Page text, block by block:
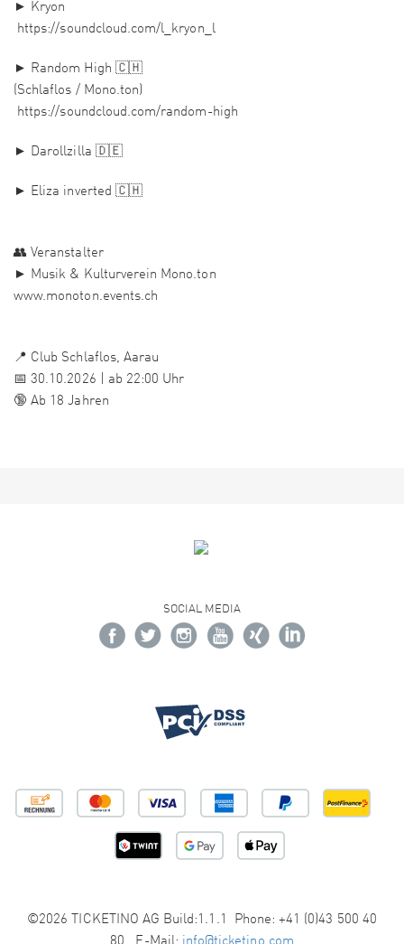
► Kryon
https://soundcloud.com/l_kryon_l
► Random High 🇨🇭
(Schlaflos / Mono.ton)
https://soundcloud.com/random-high
► Darollzilla 🇩🇪
► Eliza inverted 🇨🇭
👥 Veranstalter
► Musik & Kulturverein Mono.ton
www.monoton.events.ch
📍 Club Schlaflos, Aarau
📅 30.10.2026 | ab 22:00 Uhr
🔞 Ab 18 Jahren
SOCIAL MEDIA
©2026 TICKETINO AG Build:1.1.1 Phone: +41 (0)43 500 40